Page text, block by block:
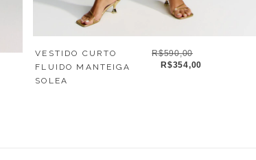
VESTIDO CURTO
FLUIDO MANTEIGA
SOLEA
R$590,00
R$354,00